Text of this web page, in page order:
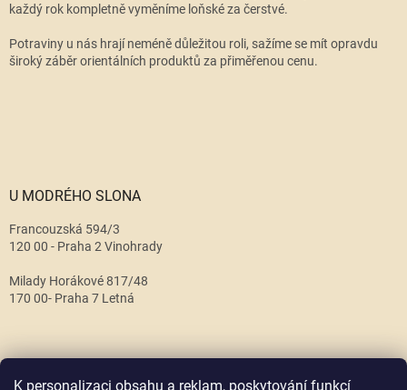
K personalizaci obsahu a reklam, poskytování funkcí
každý rok kompletně vyměníme loňské za čerstvé.
Potraviny u nás hrají neméně důležitou roli, sažíme se mít opravdu
široký záběr orientálních produktů za přiměřenou cenu.
U MODRÉHO SLONA
Francouzská 594/3
120 00 - Praha 2 Vinohrady
Milady Horákové 817/48
170 00- Praha 7 Letná